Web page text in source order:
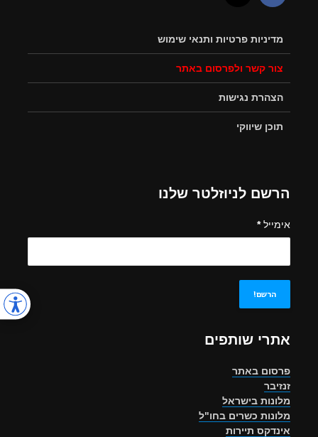
מדיניות פרטיות ותנאי שימוש
צור קשר ולפרסום באתר
הצהרת נגישות
תוכן שיווקי
הרשם לניוזלטר שלנו
אימייל*
אתרי שותפים
פרסום באתר
זנזיבר
מלונות בישראל
מלונות כשרים בחו"ל
אינדקס תיירות